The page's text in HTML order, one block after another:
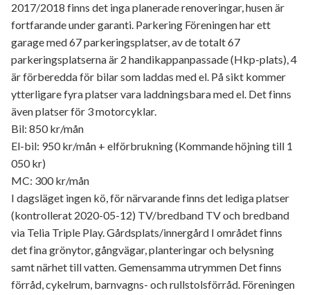
2017/2018 finns det inga planerade renoveringar, husen är
fortfarande under garanti. Parkering Föreningen har ett
garage med 67 parkeringsplatser, av de totalt 67
parkeringsplatserna är 2 handikappanpassade (Hkp-plats), 4
är förberedda för bilar som laddas med el. På sikt kommer
ytterligare fyra platser vara laddningsbara med el. Det finns
även platser för 3 motorcyklar.
Bil: 850 kr/mån
El-bil: 950 kr/mån + elförbrukning (Kommande höjning till 1
050 kr)
MC: 300 kr/mån
I dagsläget ingen kö, för närvarande finns det lediga platser
(kontrollerat 2020-05-12) TV/bredband TV och bredband
via Telia Triple Play. Gårdsplats/innergård I området finns
det fina grönytor, gångvägar, planteringar och belysning
samt närhet till vatten. Gemensamma utrymmen Det finns
förråd, cykelrum, barnvagns- och rullstolsförråd. Föreningen